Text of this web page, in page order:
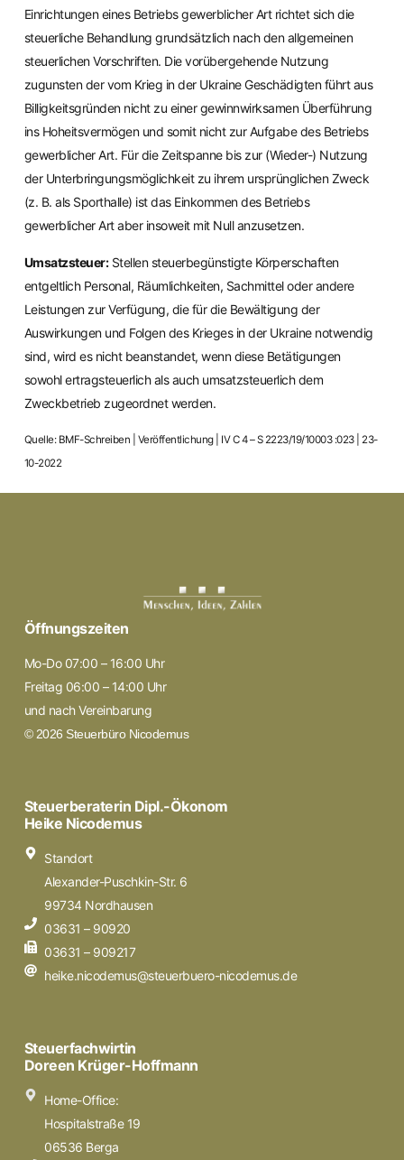
Einrichtungen eines Betriebs gewerblicher Art richtet sich die
steuerliche Behandlung grundsätzlich nach den allgemeinen
steuerlichen Vorschriften. Die vorübergehende Nutzung
zugunsten der vom Krieg in der Ukraine Geschädigten führt aus
Billigkeitsgründen nicht zu einer gewinnwirksamen Überführung
ins Hoheitsvermögen und somit nicht zur Aufgabe des Betriebs
gewerblicher Art. Für die Zeitspanne bis zur (Wieder-) Nutzung
der Unterbringungsmöglichkeit zu ihrem ursprünglichen Zweck
(z. B. als Sporthalle) ist das Einkommen des Betriebs
gewerblicher Art aber insoweit mit Null anzusetzen.
Umsatzsteuer:Stellen steuerbegünstigte Körperschaften
entgeltlich Personal, Räumlichkeiten, Sachmittel oder andere
Leistungen zur Verfügung, die für die Bewältigung der
Auswirkungen und Folgen des Krieges in der Ukraine notwendig
sind, wird es nicht beanstandet, wenn diese Betätigungen
sowohl ertragsteuerlich als auch umsatzsteuerlich dem
Zweckbetrieb zugeordnet werden.
Quelle: BMF-Schreiben | Veröffentlichung | IV C 4 – S 2223/19/10003 :023 | 23-
10-2022
Öffnungszeiten
Mo-Do 07:00 – 16:00 Uhr
Freitag 06:00 – 14:00 Uhr
und nach Vereinbarung
© 2026 Steuerbüro Nicodemus
Steuerberaterin Dipl.-Ökonom
Heike Nicodemus
Standort
Alexander-Puschkin-Str. 6
99734 Nordhausen
03631 – 90920
03631 – 909217
heike.nicodemus@steuerbuero-nicodemus.de
Steuerfachwirtin
Doreen Krüger-Hoffmann
Home-Office:
Hospitalstraße 19
06536 Berga